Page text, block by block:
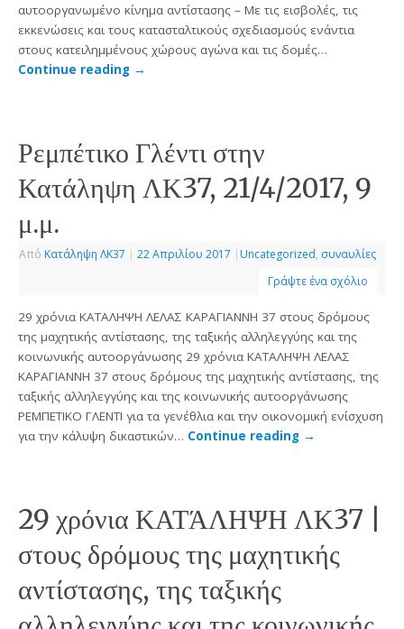
αυτοοργανωμένο κίνημα αντίστασης – Με τις εισβολές, τις
εκκενώσεις και τους κατασταλτικούς σχεδιασμούς ενάντια
στους κατειλημμένους χώρους αγώνα και τις δομές…
Continue reading →
Ρεμπέτικο Γλέντι στην
Κατάληψη ΛΚ37, 21/4/2017, 9
μ.μ.
Από Κατάληψη ΛΚ37 | 22 Απριλίου 2017 | Uncategorized, συναυλίες
Γράψτε ένα σχόλιο
29 χρόνια ΚΑΤΑΛΗΨΗ ΛΕΛΑΣ ΚΑΡΑΓΙΑΝΝΗ 37 στους δρόμους
της μαχητικής αντίστασης, της ταξικής αλληλεγγύης και της
κοινωνικής αυτοοργάνωσης 29 χρόνια ΚΑΤΑΛΗΨΗ ΛΕΛΑΣ
ΚΑΡΑΓΙΑΝΝΗ 37 στους δρόμους της μαχητικής αντίστασης, της
ταξικής αλληλεγγύης και της κοινωνικής αυτοοργάνωσης
ΡΕΜΠΕΤΙΚΟ ΓΛΕΝΤΙ για τα γενέθλια και την οικονομική ενίσχυση
για την κάλυψη δικαστικών… Continue reading →
29 χρόνια ΚΑΤΆΛΗΨΗ ΛΚ37 |
στους δρόμους της μαχητικής
αντίστασης, της ταξικής